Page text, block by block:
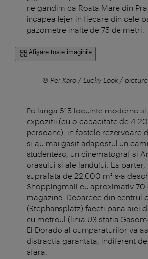
ne gandim ca Roata Mare din
incapea lejer in fiecare din cele
gazometre inalte de 75 de metri.
Afişare toate imaginile
© Per Karo / Lucky Look /
Pe langa 615 locuinte moderne
expozitii (cu o capacitate de
persoane), in fostele rezervoare
si-au mai gasit adapostul un
studentesc, un cinematograf si
orasului si ale landului. La parter,
suprafata de 22.000 m² s-a
Shoppingmall cu aproximativ 70
magazine. Deoarece din centrul
(Stephansplatz) faceti pana aici
cu metroul (linia U3 statia
El Dorado al cumparaturilor va
distractia garantata, indiferent
afara.